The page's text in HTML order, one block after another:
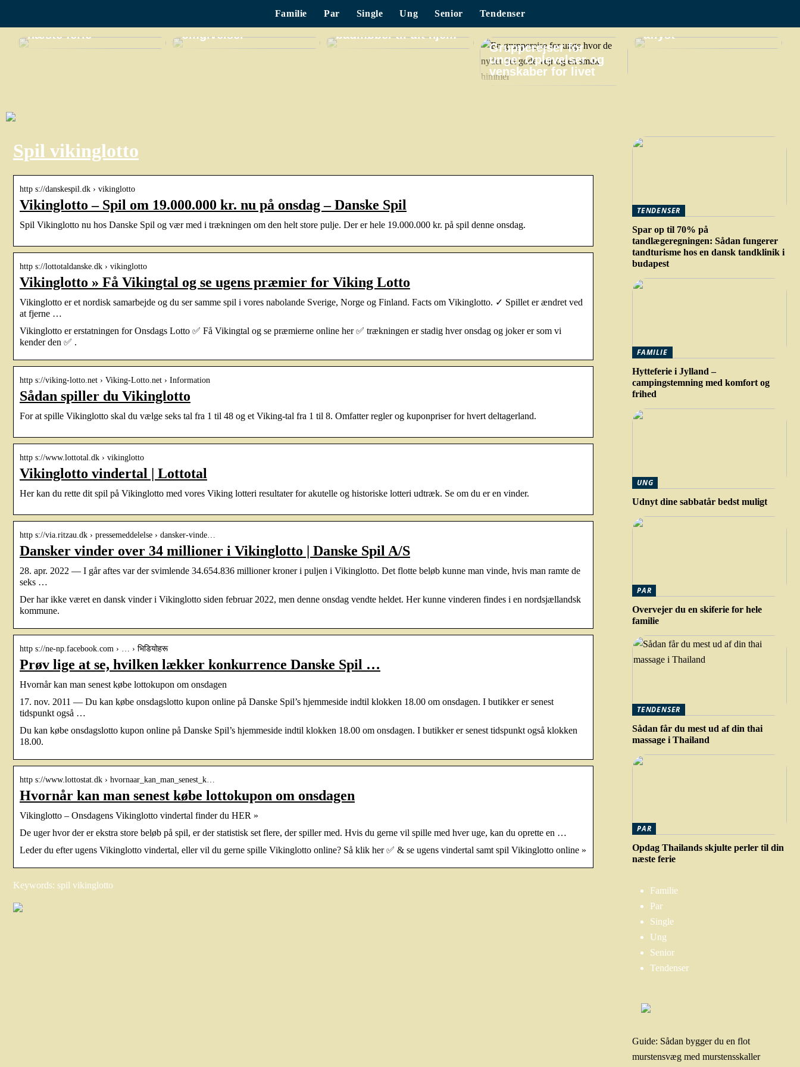
Familie Par Single Ung Senior Tendenser
næste ferie
omgivelser
Find det perfekte
badmøbel til dit hjem
Grupperejser for
unge: Oplevelser og
venskaber for livet
aflyst
Spil vikinglotto
http s://danskespil.dk › vikinglotto
Vikinglotto – Spil om 19.000.000 kr. nu på onsdag – Danske Spil
Spil Vikinglotto nu hos Danske Spil og vær med i trækningen om den helt store pulje. Der er hele 19.000.000 kr. på spil denne onsdag.
http s://lottotaldanske.dk › vikinglotto
Vikinglotto » Få Vikingtal og se ugens præmier for Viking Lotto
Vikinglotto er et nordisk samarbejde og du ser samme spil i vores nabolande Sverige, Norge og Finland. Facts om Vikinglotto. ✓ Spillet er ændret ved
at fjerne …
Vikinglotto er erstatningen for Onsdags Lotto ✅ Få Vikingtal og se præmierne online her ✅ trækningen er stadig hver onsdag og joker er som vi
kender den ✅ .
http s://viking-lotto.net › Viking-Lotto.net › Information
Sådan spiller du Vikinglotto
For at spille Vikinglotto skal du vælge seks tal fra 1 til 48 og et Viking-tal fra 1 til 8. Omfatter regler og kuponpriser for hvert deltagerland.
http s://www.lottotal.dk › vikinglotto
Vikinglotto vindertal | Lottotal
Her kan du rette dit spil på Vikinglotto med vores Viking lotteri resultater for akutelle og historiske lotteri udtræk. Se om du er en vinder.
http s://via.ritzau.dk › pressemeddelelse › dansker-vinde…
Dansker vinder over 34 millioner i Vikinglotto | Danske Spil A/S
28. apr. 2022 — I går aftes var der svimlende 34.654.836 millioner kroner i puljen i Vikinglotto. Det flotte beløb kunne man vinde, hvis man ramte de
seks …
Der har ikke været en dansk vinder i Vikinglotto siden februar 2022, men denne onsdag vendte heldet. Her kunne vinderen findes i en nordsjællandsk
kommune.
http s://ne-np.facebook.com › … › भिडियोहरू
Prøv lige at se, hvilken lækker konkurrence Danske Spil …
Hvornår kan man senest købe lottokupon om onsdagen
17. nov. 2011 — Du kan købe onsdagslotto kupon online på Danske Spil’s hjemmeside indtil klokken 18.00 om onsdagen. I butikker er senest
tidspunkt også …
Du kan købe onsdagslotto kupon online på Danske Spil’s hjemmeside indtil klokken 18.00 om onsdagen. I butikker er senest tidspunkt også klokken
18.00.
http s://www.lottostat.dk › hvornaar_kan_man_senest_k…
Hvornår kan man senest købe lottokupon om onsdagen
Vikinglotto – Onsdagens Vikinglotto vindertal finder du HER »
De uger hvor der er ekstra store beløb på spil, er der statistisk set flere, der spiller med. Hvis du gerne vil spille med hver uge, kan du oprette en …
Leder du efter ugens Vikinglotto vindertal, eller vil du gerne spille Vikinglotto online? Så klik her ✅ & se ugens vindertal samt spil Vikinglotto online »
Keywords: spil vikinglotto
TENDENSER
Spar op til 70% på
tandlægeregningen: Sådan fungerer
tandturisme hos en dansk tandklinik i
budapest
FAMILIE
Hytteferie i Jylland –
campingstemning med komfort og
frihed
UNG
Udnyt dine sabbatår bedst muligt
PAR
Overvejer du en skiferie for hele
familie
TENDENSER
Sådan får du mest ud af din thai
massage i Thailand
PAR
Opdag Thailands skjulte perler til din
næste ferie
Familie
Par
Single
Ung
Senior
Tendenser
Guide: Sådan bygger du en flot
murstensvæg med murstensskaller